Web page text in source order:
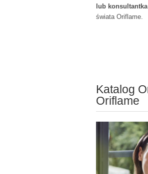
lub
świata Oriflame.
Katalog
Oriflame